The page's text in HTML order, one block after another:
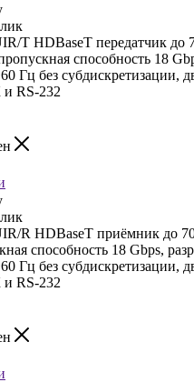
T HDBaseT передатчик до
способность 18
Гц без субдискретизации,
RS-232
R HDBaseT приёмник до
способность 18 Gbps,
Гц без субдискретизации,
RS-232